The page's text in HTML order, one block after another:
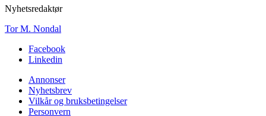
Nyhetsredaktør
Tor M. Nondal
Facebook
Linkedin
Annonser
Nyhetsbrev
Vilkår og bruksbetingelser
Personvern